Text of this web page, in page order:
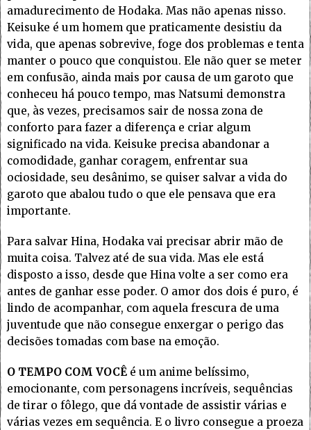
amadurecimento de Hodaka. Mas não apenas nisso.
Keisuke é um homem que praticamente desistiu da
vida, que apenas sobrevive, foge dos problemas e tenta
manter o pouco que conquistou. Ele não quer se meter
em confusão, ainda mais por causa de um garoto que
conheceu há pouco tempo, mas Natsumi demonstra
que, às vezes, precisamos sair de nossa zona de
conforto para fazer a diferença e criar algum
significado na vida. Keisuke precisa abandonar a
comodidade, ganhar coragem, enfrentar sua
ociosidade, seu desânimo, se quiser salvar a vida do
garoto que abalou tudo o que ele pensava que era
importante.
Para salvar Hina, Hodaka vai precisar abrir mão de
muita coisa. Talvez até de sua vida. Mas ele está
disposto a isso, desde que Hina volte a ser como era
antes de ganhar esse poder. O amor dos dois é puro, é
lindo de acompanhar, com aquela frescura de uma
juventude que não consegue enxergar o perigo das
decisões tomadas com base na emoção.
O TEMPO COM VOCÊ é um anime belíssimo,
emocionante, com personagens incríveis, sequências
de tirar o fôlego, que dá vontade de assistir várias e
várias vezes em sequência. E o livro consegue a proeza